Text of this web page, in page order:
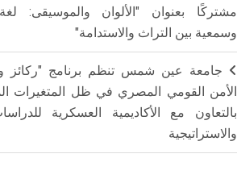
مشتركًا بعنوان "الألوان والموسيقى:
وسمعية بين التراث والاستدامة"
جامعة عين شمس تنظم برنامج "ركائز
الأمن القومي المصري في ظل المتغيرات
بالتعاون مع الأكاديمية العسكرية
والاستراتيجية